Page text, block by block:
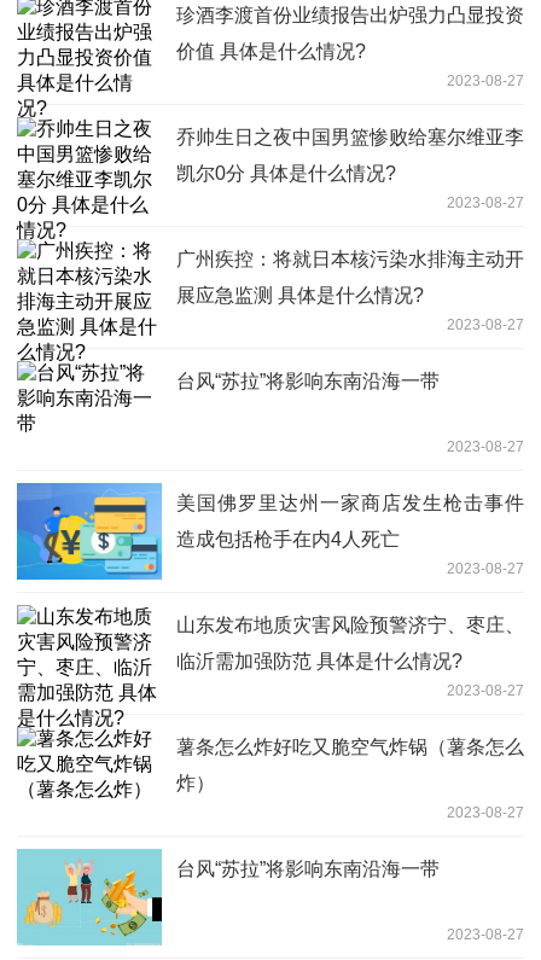
珍酒李渡首份业绩报告出炉强力凸显投资
价值 具体是什么情况?
2023-08-27
乔帅生日之夜中国男篮惨败给塞尔维亚李
凯尔0分 具体是什么情况?
2023-08-27
广州疾控：将就日本核污染水排海主动开
展应急监测 具体是什么情况?
2023-08-27
台风“苏拉”将影响东南沿海一带
2023-08-27
美国佛罗里达州一家商店发生枪击事件
造成包括枪手在内4人死亡
2023-08-27
山东发布地质灾害风险预警济宁、枣庄、
临沂需加强防范 具体是什么情况?
2023-08-27
薯条怎么炸好吃又脆空气炸锅（薯条怎么
炸）
2023-08-27
台风“苏拉”将影响东南沿海一带
2023-08-27